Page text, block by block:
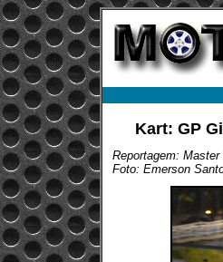
Kart: GP
Reportagem:
Foto: Emerson